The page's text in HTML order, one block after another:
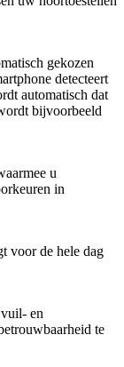
gekozen
detecteert
automatisch dat
bijvoorbeeld
u
in
voor de hele dag
en
te